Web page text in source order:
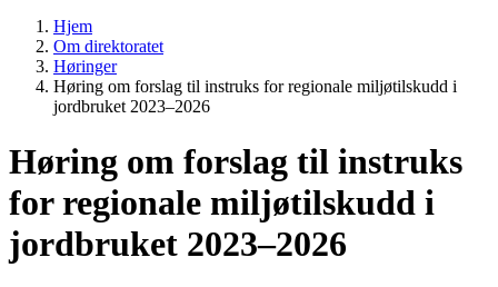
Hjem
Om direktoratet
Høringer
Høring om forslag til instruks for regionale miljøtilskudd i
jordbruket 2023–2026
Høring om forslag til instruks
for regionale miljøtilskudd i
jordbruket 2023–2026